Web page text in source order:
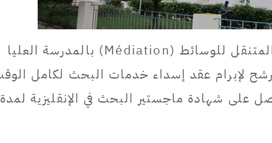
يعتزم مخبر البحث شبكة البث المتنقل للوسائط (Médiation) بالمدرسة العليا
لإبرام عقد إسداء خدمات البحث لكامل
01 عون متحصل على شهادة ماجستير البحث في الإنقليزية لمدة